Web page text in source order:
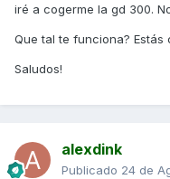
iré a cogerme la gd 300.
Que tal te funciona? Estás
Saludos!
alexdink
Publicado 24 de